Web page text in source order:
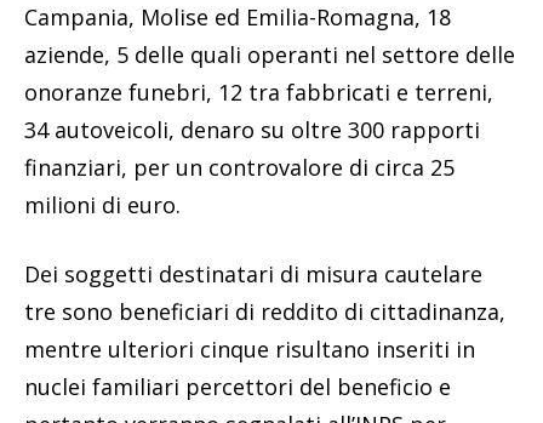
Campania, Molise ed Emilia-Romagna, 18
aziende, 5 delle quali operanti nel settore delle
onoranze funebri, 12 tra fabbricati e terreni,
34 autoveicoli, denaro su oltre 300 rapporti
finanziari, per un controvalore di circa 25
milioni di euro.
Dei soggetti destinatari di misura cautelare
tre sono beneficiari di reddito di cittadinanza,
mentre ulteriori cinque risultano inseriti in
nuclei familiari percettori del beneficio e